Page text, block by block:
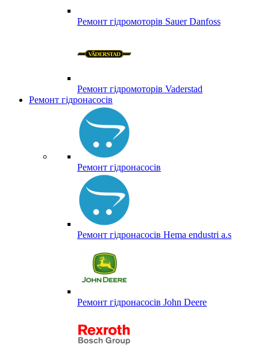
Ремонт гідромоторів Sauer Danfoss
Ремонт гідромоторів Vaderstad
Ремонт гідронасосів
Ремонт гідронасосів
Ремонт гідронасосів Hema endustri a.s
Ремонт гідронасосів John Deere